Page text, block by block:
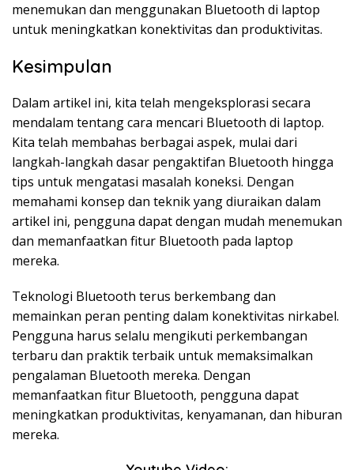
menemukan dan menggunakan Bluetooth di laptop
untuk meningkatkan konektivitas dan produktivitas.
Kesimpulan
Dalam artikel ini, kita telah mengeksplorasi secara
mendalam tentang cara mencari Bluetooth di laptop.
Kita telah membahas berbagai aspek, mulai dari
langkah-langkah dasar pengaktifan Bluetooth hingga
tips untuk mengatasi masalah koneksi. Dengan
memahami konsep dan teknik yang diuraikan dalam
artikel ini, pengguna dapat dengan mudah menemukan
dan memanfaatkan fitur Bluetooth pada laptop
mereka.
Teknologi Bluetooth terus berkembang dan
memainkan peran penting dalam konektivitas nirkabel.
Pengguna harus selalu mengikuti perkembangan
terbaru dan praktik terbaik untuk memaksimalkan
pengalaman Bluetooth mereka. Dengan
memanfaatkan fitur Bluetooth, pengguna dapat
meningkatkan produktivitas, kenyamanan, dan hiburan
mereka.